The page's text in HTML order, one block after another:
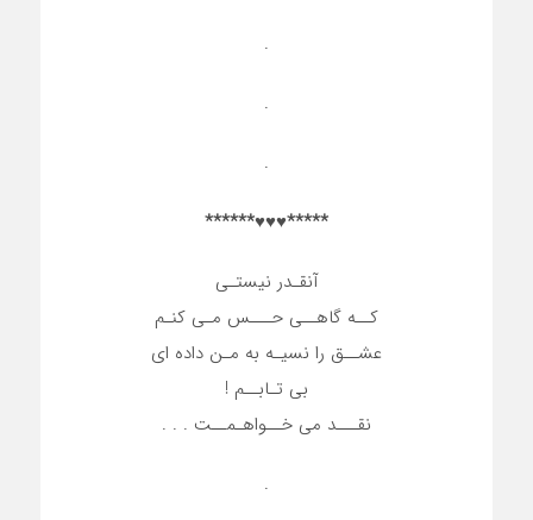
.
.
.
*****♥♥♥******
آنقـدر نیستـی
کــه گاهــی حـــس مـی کنـم
عشــق را نسیـه به مـن داده ای
بی تـابــم !
نقـــد می خــواهـمــت . . .
.